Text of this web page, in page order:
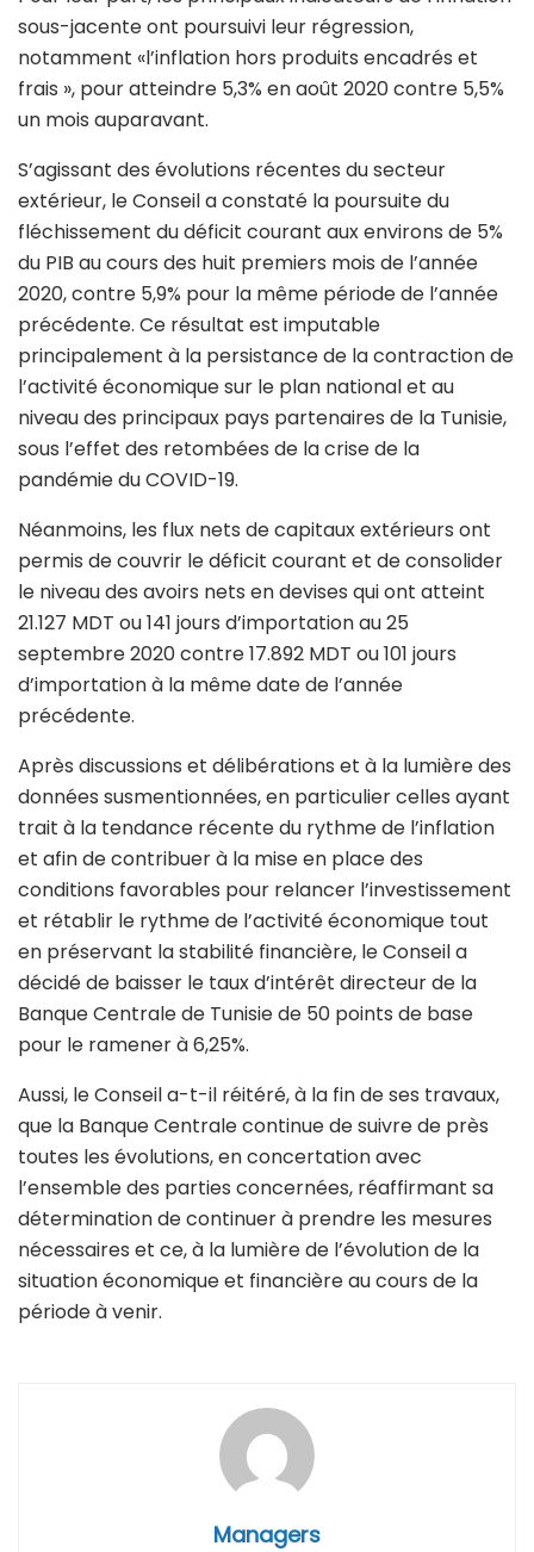
sous-jacente ont poursuivi leur régression,
notamment «l’inflation hors produits encadrés et
frais », pour atteindre 5,3% en août 2020 contre 5,5%
un mois auparavant.
S’agissant des évolutions récentes du secteur
extérieur, le Conseil a constaté la poursuite du
fléchissement du déficit courant aux environs de 5%
du PIB au cours des huit premiers mois de l’année
2020, contre 5,9% pour la même période de l’année
précédente. Ce résultat est imputable
principalement à la persistance de la contraction de
l’activité économique sur le plan national et au
niveau des principaux pays partenaires de la Tunisie,
sous l’effet des retombées de la crise de la
pandémie du COVID-19.
Néanmoins, les flux nets de capitaux extérieurs ont
permis de couvrir le déficit courant et de consolider
le niveau des avoirs nets en devises qui ont atteint
21.127 MDT ou 141 jours d’importation au 25
septembre 2020 contre 17.892 MDT ou 101 jours
d’importation à la même date de l’année
précédente.
Après discussions et délibérations et à la lumière des
données susmentionnées, en particulier celles ayant
trait à la tendance récente du rythme de l’inflation
et afin de contribuer à la mise en place des
conditions favorables pour relancer l’investissement
et rétablir le rythme de l’activité économique tout
en préservant la stabilité financière, le Conseil a
décidé de baisser le taux d’intérêt directeur de la
Banque Centrale de Tunisie de 50 points de base
pour le ramener à 6,25%.
Aussi, le Conseil a-t-il réitéré, à la fin de ses travaux,
que la Banque Centrale continue de suivre de près
toutes les évolutions, en concertation avec
l’ensemble des parties concernées, réaffirmant sa
détermination de continuer à prendre les mesures
nécessaires et ce, à la lumière de l’évolution de la
situation économique et financière au cours de la
période à venir.
Managers